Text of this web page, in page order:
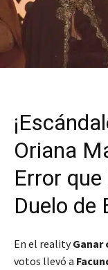
Oriana
Error
Duelo de
En el realityGanar
votos llevó a